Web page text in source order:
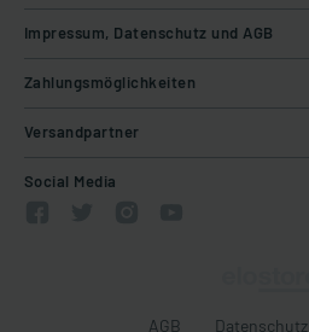
Impressum, Datenschutz und AGB
Zahlungsmöglichkeiten
Versandpartner
Social Media
AGB Datenschutz